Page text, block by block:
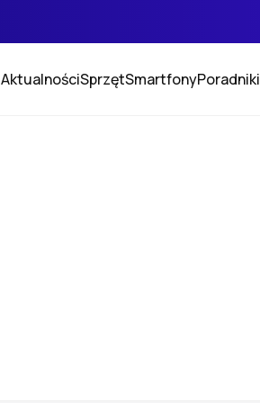
AktualnościSprzętSmartfonyPoradniki